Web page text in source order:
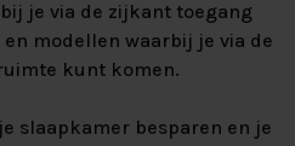
je via de zijkant toegang
modellen waarbij je via de
kunt komen.
slaapkamer besparen en je